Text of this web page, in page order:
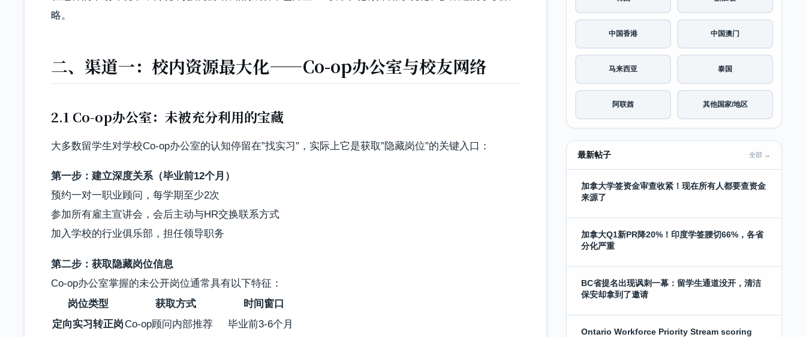
略。
二、渠道一：校内资源最大化——Co-op办公室与校友网络
2.1 Co-op办公室：未被充分利用的宝藏
大多数留学生对学校Co-op办公室的认知停留在”找实习”，实际上它是获取”隐藏岗位”的关键入口：
第一步：建立深度关系（毕业前12个月）
预约一对一职业顾问，每学期至少2次
参加所有雇主宣讲会，会后主动与HR交换联系方式
加入学校的行业俱乐部，担任领导职务
第二步：获取隐藏岗位信息
Co-op办公室掌握的未公开岗位通常具有以下特征：
岗位类型
获取方式
时间窗口
定向实习转正岗Co-op顾问内部推荐
毕业前3-6个月
中国香港 中国澳门
马来西亚 泰国
阿联酋 其他国家/地区
最新帖子 全部 →
加拿大学签资金审查收紧！现在所有人都要查资金
来源了
加拿大Q1新PR降20%！印度学签腰切66%，各省
分化严重
BC省提名出现讽刺一幕：留学生通道没开，清洁
保安却拿到了邀请
Ontario Workforce Priority Stream scoring